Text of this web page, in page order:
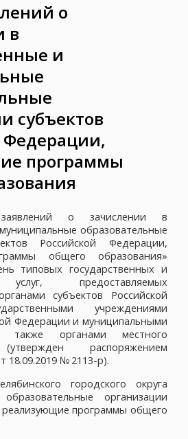
о
в
и
субъектов
Федерации,
программы
о зачислении в
образовательные
Российской Федерации,
общего образования»
типовых государственных и
услуг, предоставляемых
субъектов Российской
учреждениями
Федерации и муниципальными
также органами местного
распоряжением
18.09.2019 № 2113-р).
городского округа
организации
реализующие программы общего